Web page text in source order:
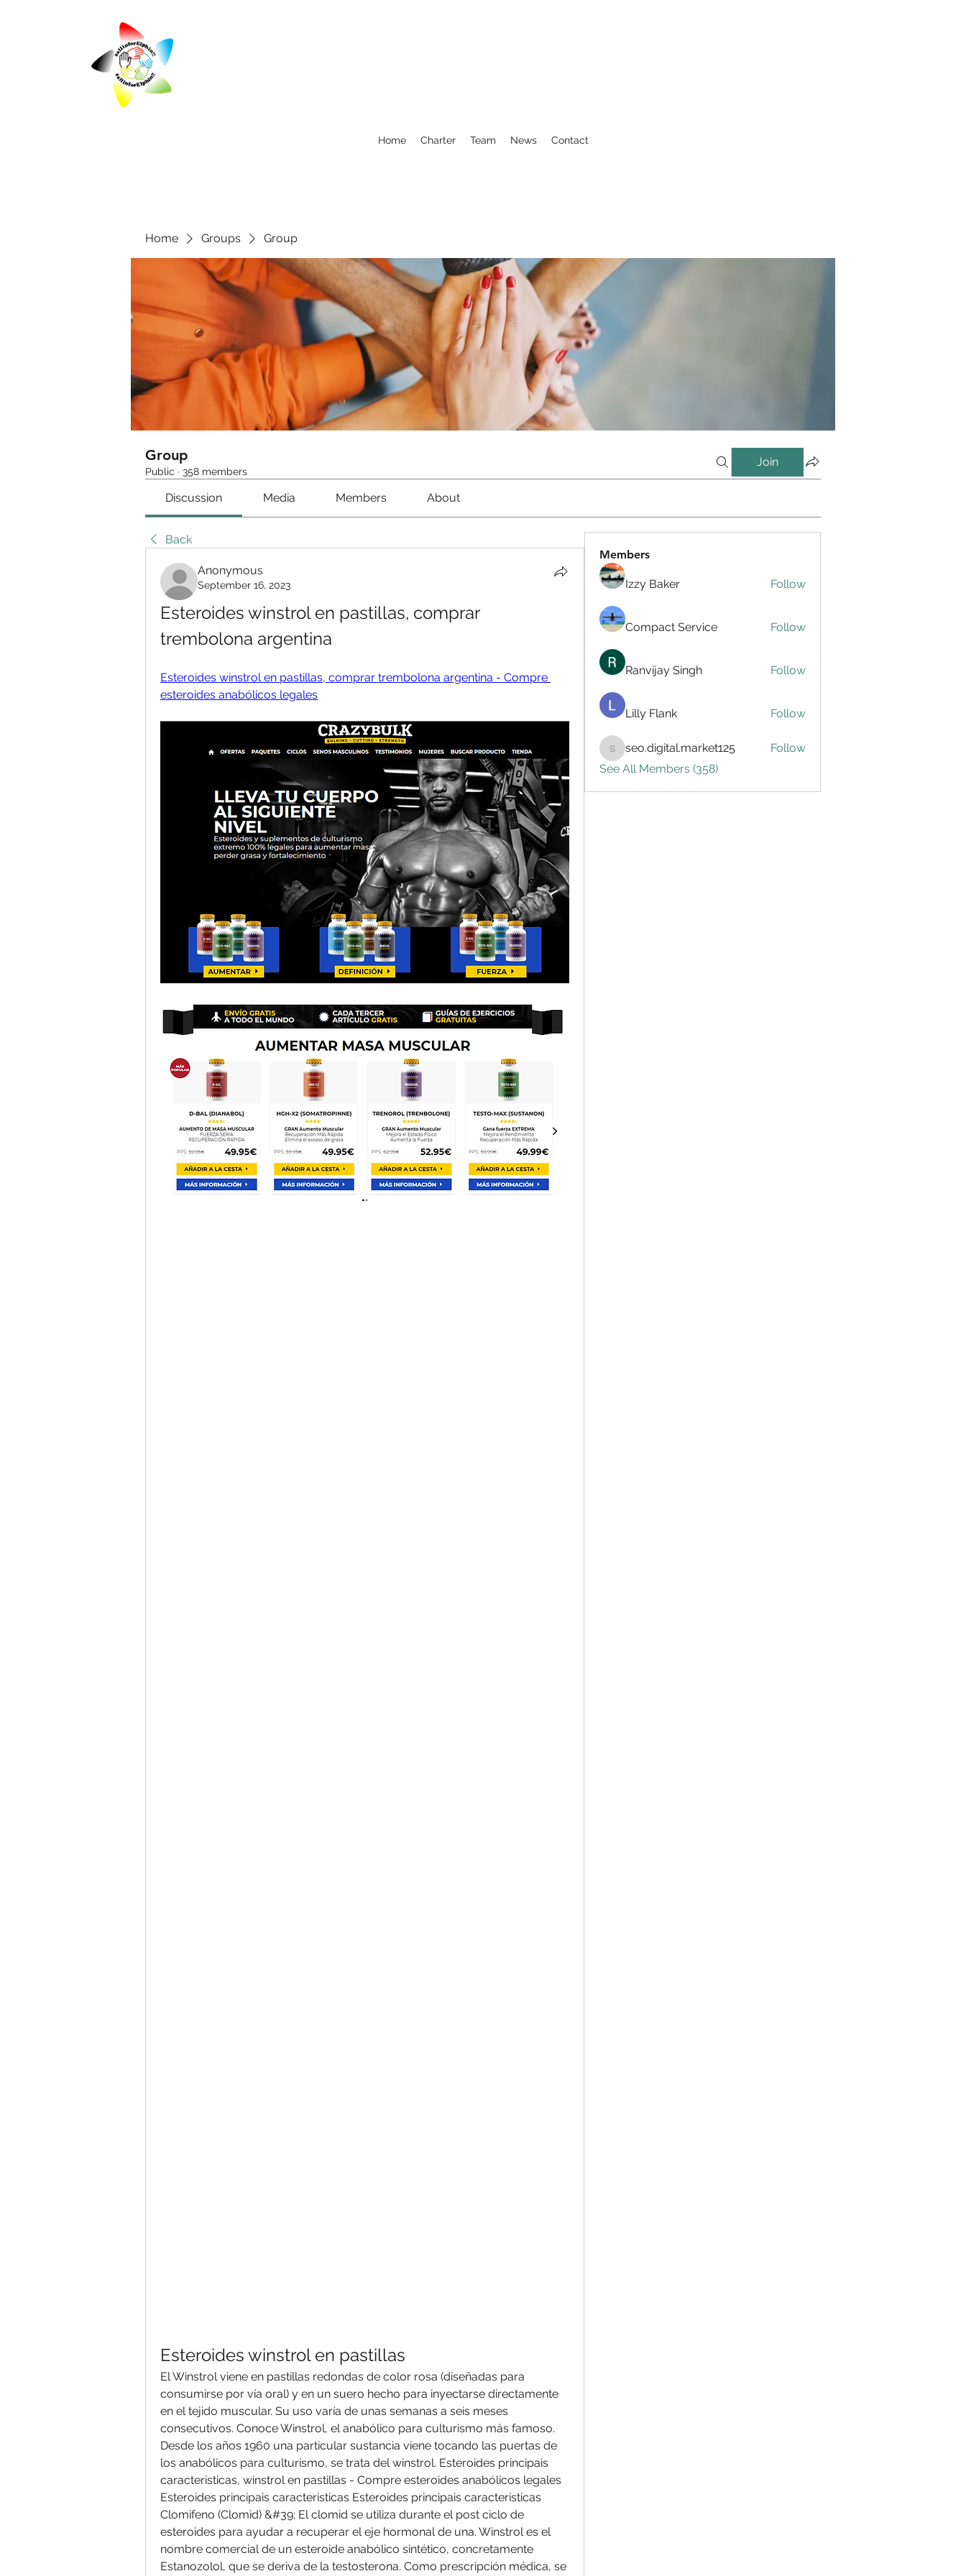
Home Charter Team News Contact
Home Groups Group
Group
Public · 358 members
Join
Discussion Media Members About
Back
Anonymous
September 16, 2023
Esteroides winstrol en pastillas, comprar
trembolona argentina
Esteroides winstrol en pastillas, comprar trembolona argentina - Compre
esteroides anabólicos legales
Esteroides winstrol en pastillas
El Winstrol viene en pastillas redondas de color rosa (diseñadas para
consumirse por vía oral) y en un suero hecho para inyectarse directamente
en el tejido muscular. Su uso varía de unas semanas a seis meses
consecutivos. Conoce Winstrol, el anabólico para culturismo más famoso.
Desde los años 1960 una particular sustancia viene tocando las puertas de
los anabólicos para culturismo, se trata del winstrol. Esteroides principais
caracteristicas, winstrol en pastillas - Compre esteroides anabólicos legales
Esteroides principais caracteristicas Esteroides principais caracteristicas
Clomifeno (Clomid) &#39; El clomid se utiliza durante el post ciclo de
esteroides para ayudar a recuperar el eje hormonal de una. Winstrol es el
nombre comercial de un esteroide anabólico sintético, concretamente
Estanozolol, que se deriva de la testosterona. Como prescripción médica, se
Members
Izzy Baker Follow
Compact Service Follow
Ranvijay Singh Follow
Lilly Flank Follow
seo.digital.market125
seo.digital.market125
Follow
See All Members (358)